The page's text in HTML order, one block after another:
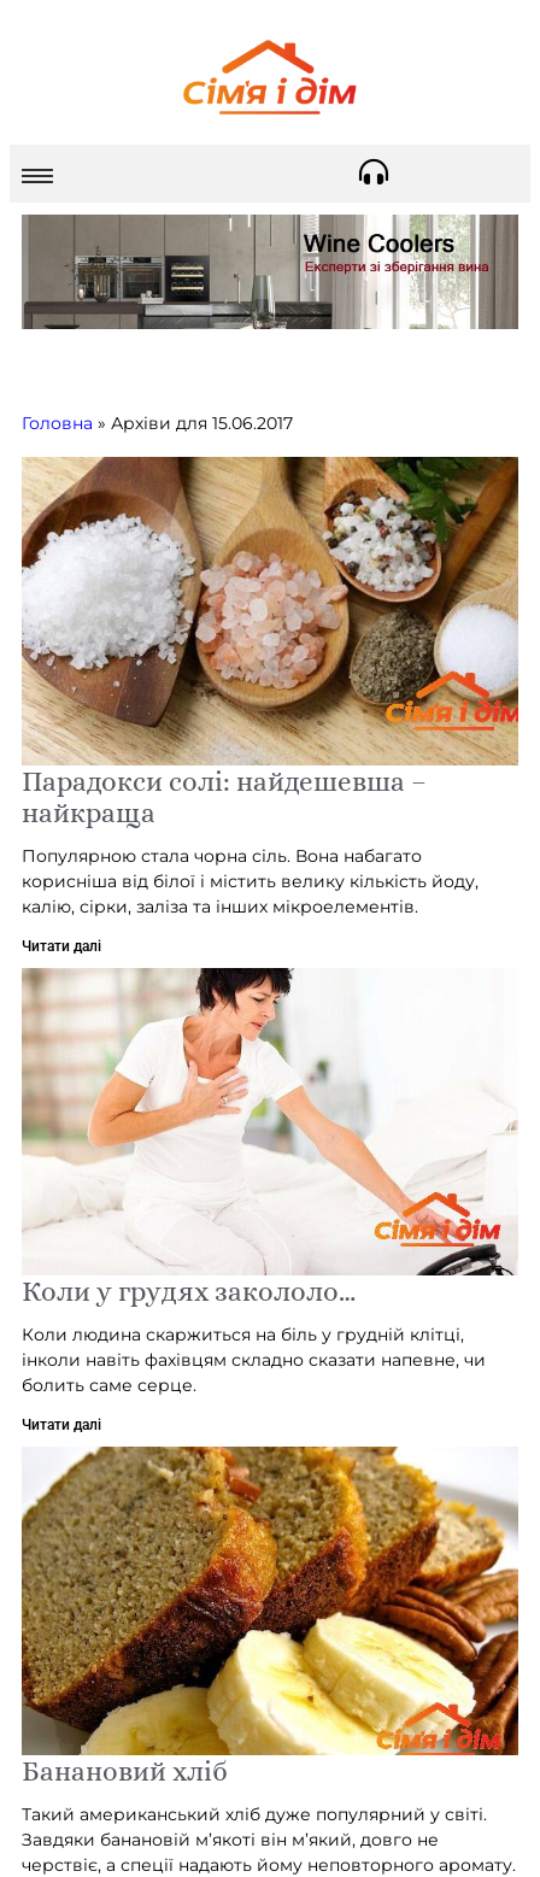
Головна » Архіви для 15.06.2017
Парадокси солі: найдешевша –
найкраща
Популярною стала чорна сіль. Вона набагато
корисніша від білої і містить велику кількість йоду,
калію, сірки, заліза та інших мікроелементів.
Читати далі
Коли у грудях закололо…
Коли людина скаржиться на біль у грудній клітці,
інколи навіть фахівцям складно сказати напевне, чи
болить саме серце.
Читати далі
Банановий хліб
Такий американський хліб дуже популярний у світі.
Завдяки банановій м’якоті він м’який, довго не
черствіє, а спеції надають йому неповторного аромату.